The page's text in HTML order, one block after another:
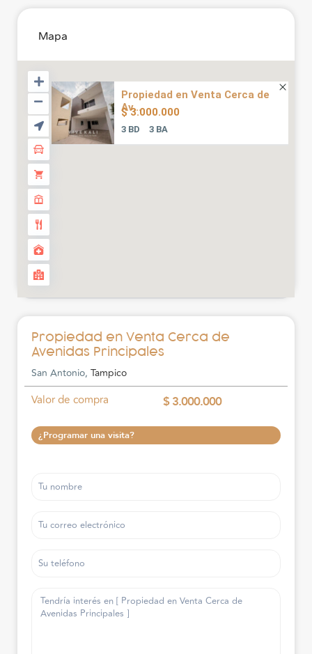
Mapa
Propiedad en Venta Cerca de
Av...
$ 3.000.000
3 BD 3 BA
Propiedad en Venta Cerca de
Avenidas Principales
San Antonio, Tampico
Valor de compra $ 3.000.000
¿Programar una visita?